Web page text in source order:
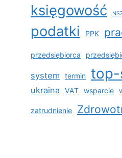
księgowość
podatki PPK
przedsiębiorca
system termin
ukraina VAT wsparcie
zatrudnienie